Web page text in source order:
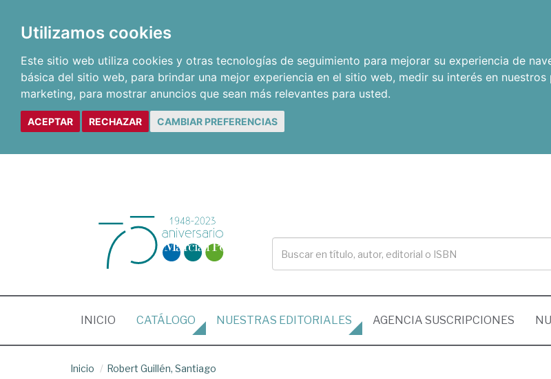
Utilizamos cookies
Este sitio web utiliza cookies y otras tecnologías de seguimiento para mejorar su experiencia de
básica del sitio web, para brindar una mejor experiencia en el sitio web, medir su interés en
marketing, para mostrar anuncios que sean más relevantes para usted.
ACEPTAR RECHAZAR CAMBIAR PREFERENCIAS
INICIO (CURRENT)
CATÁLOGO NUESTRAS EDITORIALES AGENCIA SUSCRIPCIONES
Inicio Robert Guillén, Santiago